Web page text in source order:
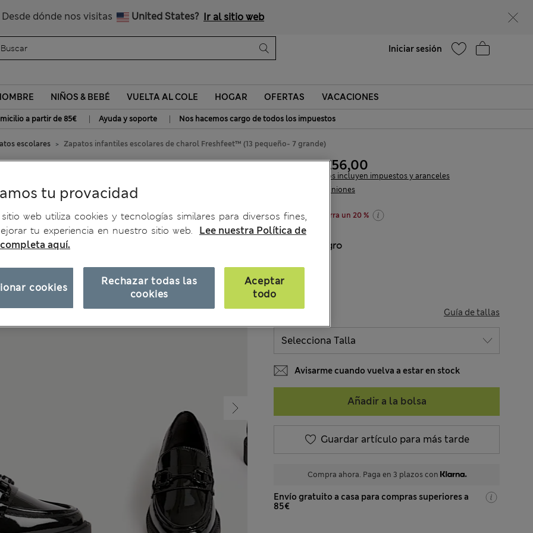
Desde dónde nos visitas United States? Ir al sitio web
Iniciar sesión
NIÑOS & BEBÉ VUELTA AL COLE HOGAR OFERTAS VACACIONES
a partir de 85€ | Ayuda y soporte | Nos hacemos cargo de todos los impuestos
escolares Zapatos infantiles escolares de charol Freshfeet™ (13 pequeño- 7 grande)
charol Freshfeet™ (13 2 Opiniones
€53,00-€56,00
Todos los precios incluyen impuestos y aranceles
Compra 2 y ahorra un 20 %
Negro
TALLA Guía de tallas
Avisarme cuando vuelva a estar en stock
Añadir a la bolsa
Guardar artículo para más tarde
Compra ahora. Paga en 3 plazos con
Envío gratuito a casa para compras superiores a
85€
tu provacidad
web utiliza cookies y tecnologías similares para diversos fines,
tu experiencia en nuestro sitio web.
Lee nuestra Política de
aquí.
Rechazar todas las
cookies
Aceptar
todo
cookies